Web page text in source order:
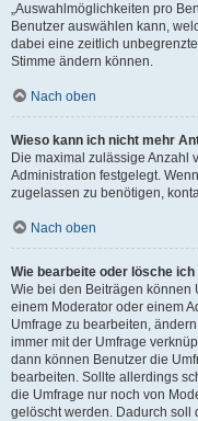
„Auswahlmöglichkeiten pro
Benutzer auswählen kann,
dabei eine zeitlich
Stimme ändern können.
Nach oben
Wieso kann ich nicht mehr
Die maximal zulässige Anzahl
Administration festgelegt.
zugelassen zu benötigen,
Nach oben
Wie bearbeite oder lösche
Wie bei den Beiträgen können
einem Moderator oder einem
Umfrage zu bearbeiten,
immer mit der Umfrage
dann können Benutzer die
bearbeiten. Sollte allerdings
die Umfrage nur noch von
gelöscht werden. Dadurch soll